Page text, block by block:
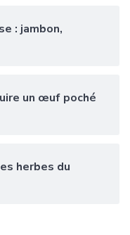
: jambon,
un œuf poché
herbes du